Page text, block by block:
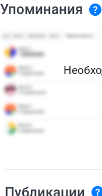
Упоминания
Публикации